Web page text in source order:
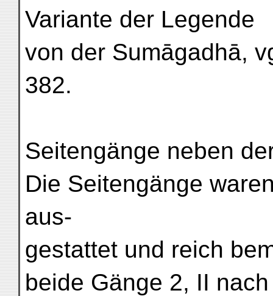
Variante der Legende
von der Sumāgadhā,
382.
Seitengänge neben
Die Seitengänge
aus-
gestattet und reich
beide Gänge 2, II